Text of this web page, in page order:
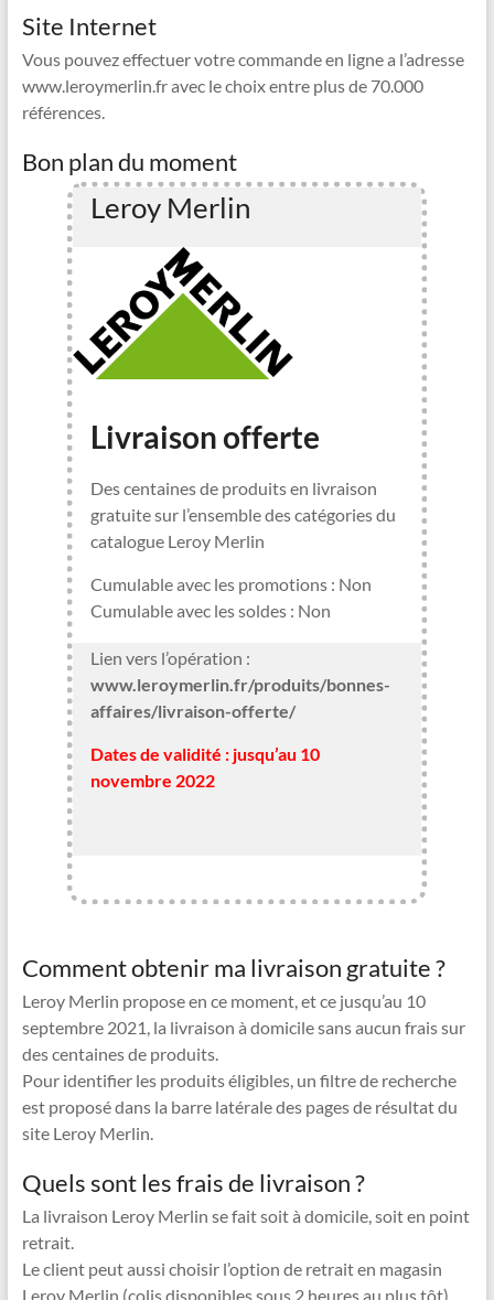
V
d
o
Site Internet
Vous pouvez effectuer votre commande en ligne a l’adresse
www.leroymerlin.fr avec le choix entre plus de 70.000
références.
Bon plan du moment
Leroy Merlin
Livraison offerte
Des centaines de produits en livraison
gratuite sur l’ensemble des catégories du
catalogue Leroy Merlin
Cumulable avec les promotions : Non
Cumulable avec les soldes : Non
Lien vers l’opération :
www.leroymerlin.fr/produits/bonnes-
affaires/livraison-offerte/
Dates de validité : jusqu’au 10
novembre 2022
Comment obtenir ma livraison gratuite ?
Leroy Merlin propose en ce moment, et ce jusqu’au 10
septembre 2021, la livraison à domicile sans aucun frais sur
des centaines de produits.
Pour identifier les produits éligibles, un filtre de recherche
est proposé dans la barre latérale des pages de résultat du
site Leroy Merlin.
Quels sont les frais de livraison ?
La livraison Leroy Merlin se fait soit à domicile, soit en point
retrait.
Le client peut aussi choisir l’option de retrait en magasin
Leroy Merlin (colis disponibles sous 2 heures au plus tôt).